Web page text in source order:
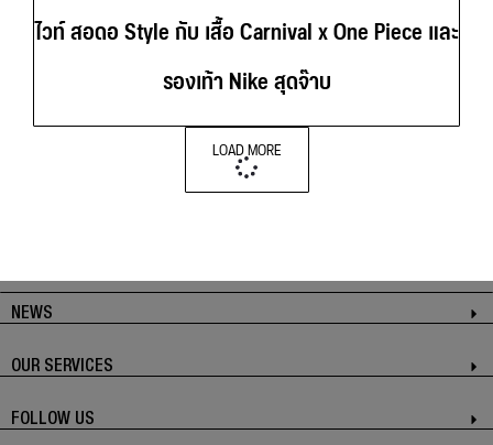
ไวท์ สอดอ Style กับ เสื้อ Carnival x One Piece และ
รองเท้า Nike สุดจ๊าบ
LOAD MORE
NEWS
OUR SERVICES
FOLLOW US